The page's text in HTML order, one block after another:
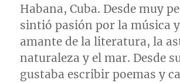
Habana,Cuba. Desde muy
sintió pasión por la música
amante de la literatura, la
naturaleza y el mar. Desde
gustaba escribir poemas y